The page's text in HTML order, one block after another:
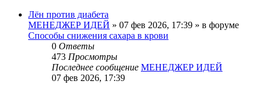
Лён против диабета
МЕНЕДЖЕР ИДЕЙ » 07 фев 2026, 17:39 » в форуме
Способы снижения сахара в крови
0 Ответы
473 Просмотры
Последнее сообщение МЕНЕДЖЕР ИДЕЙ
07 фев 2026, 17:39